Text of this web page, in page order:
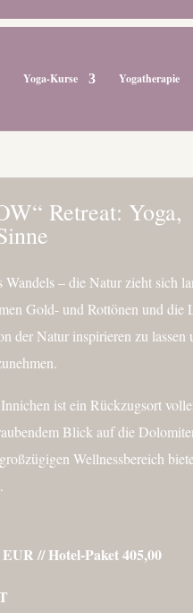
Yoga-Kurse Yogatherapie
Retreat: Yoga,
– die Natur zieht sich
Gold- und Rottönen und die
der Natur inspirieren zu lassen
ist ein Rückzugsort
Blick auf die
Wellnessbereich
// Hotel-Paket 405,00